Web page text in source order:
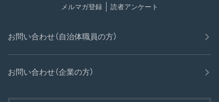
メルマガ登録 読者アンケート
お問い合わせ（自治体職員の方）
お問い合わせ（企業の方）